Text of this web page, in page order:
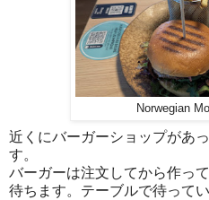
Norwegian
近くにバーガーショップがあ
す。
バーガーは注文してから作っ
待ちます。テーブルで待って